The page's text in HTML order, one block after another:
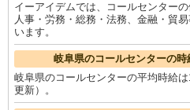
イーアイデムでは、コールセンター
人事・労務・総務・法務、金融・貿
います。
岐阜県のコールセンターの時
岐阜県のコールセンターの平均時給
更新）。